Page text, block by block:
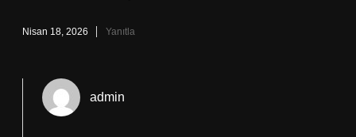
Nisan 18, 2026 Yanıtla
admin